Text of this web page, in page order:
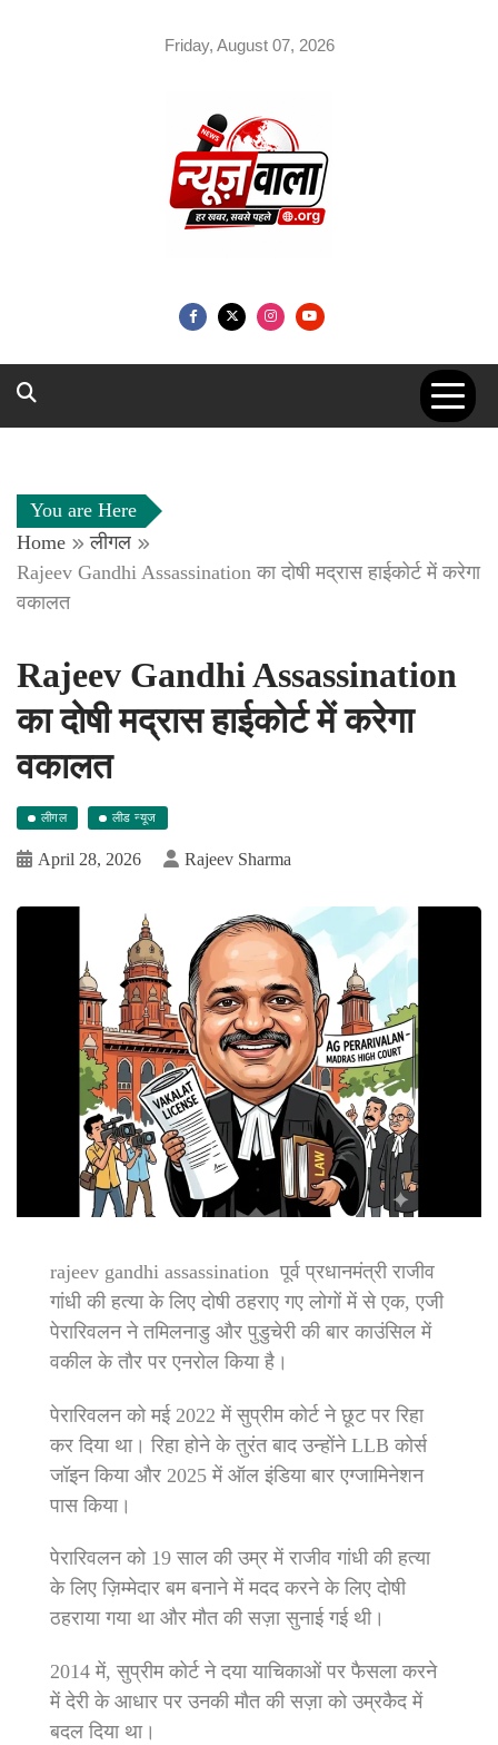
Friday, August 07, 2026
You are Here
Home
लीगल
Rajeev Gandhi Assassination का दोषी मद्रास हाईकोर्ट में करेगा
वकालत
Rajeev Gandhi Assassination
का दोषी मद्रास हाईकोर्ट में करेगा
वकालत
लीगल लीड न्यूज
April 28, 2026 Rajeev Sharma
rajeev gandhi assassination पूर्व प्रधानमंत्री राजीव
गांधी की हत्या के लिए दोषी ठहराए गए लोगों में से एक, एजी
पेरारिवलन ने तमिलनाडु और पुडुचेरी की बार काउंसिल में
वकील के तौर पर एनरोल किया है।
पेरारिवलन को मई 2022 में सुप्रीम कोर्ट ने छूट पर रिहा
कर दिया था। रिहा होने के तुरंत बाद उन्होंने LLB कोर्स
जॉइन किया और 2025 में ऑल इंडिया बार एग्जामिनेशन
पास किया।
पेरारिवलन को 19 साल की उम्र में राजीव गांधी की हत्या
के लिए ज़िम्मेदार बम बनाने में मदद करने के लिए दोषी
ठहराया गया था और मौत की सज़ा सुनाई गई थी।
2014 में, सुप्रीम कोर्ट ने दया याचिकाओं पर फैसला करने
में देरी के आधार पर उनकी मौत की सज़ा को उम्रकैद में
बदल दिया था।